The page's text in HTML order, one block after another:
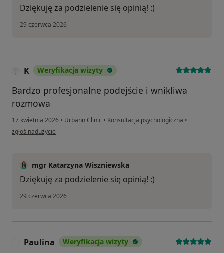
Dziękuję za podzielenie się opinią! :)
29 czerwca 2026
K Weryfikacja wizyty
Bardzo profesjonalne podejście i wnikliwa
rozmowa
17 kwietnia 2026 • Urbann Clinic • Konsultacja psychologiczna •
w opinii użytkownika K
zgłoś nadużycie
mgr Katarzyna Wiszniewska
Dziękuję za podzielenie się opinią! :)
29 czerwca 2026
Paulina Weryfikacja wizyty